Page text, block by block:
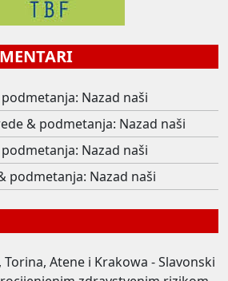
Nazad naši
& podmetanja: Nazad naši
Nazad naši
podmetanja: Nazad naši
Atene i Krakowa - Slavonski